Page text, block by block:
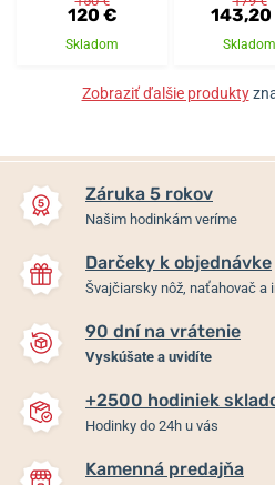
120 €
Skladom Skladom
Zobraziť ďalšie produkty
Záruka 5 rokov
Našim hodinkám veríme
Darčeky k objednávke
Švajčiarsky nôž, naťahovač a
90 dní na vrátenie
Vyskúšate a uvidíte
+2500 hodiniek
Hodinky do 24h u vás
Kamenná predajňa